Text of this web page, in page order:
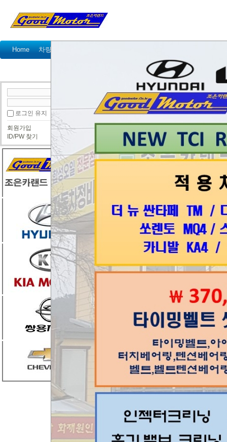
Home 차량정비가격표
공지사항 이벤트 고객 방문기 정
로그인 유지
회원가입
ID/PW 찾기
● 정보게시판
[리콜안내] 애스턴 마틴, 벤츠 리콜 실시(
2017년 7월 20일
국토교통부(장관 김
총 2개 차종 24대
한다고 밝혔다.
(유)기흥인터내셔널
타이어공기압경고
기압이 정상보다
확인되었다.
* 타이어공기압경고
해당차량은 7월21
수리(소프트웨어 업